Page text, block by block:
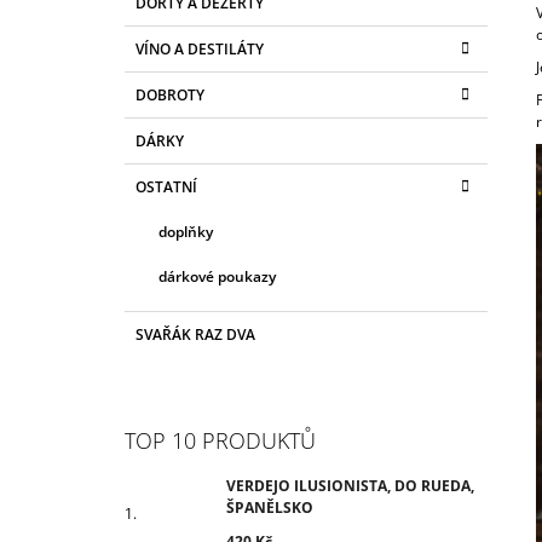
kategorie
T
G
O
R
E
VÍNO A DESTILÁTY
DOBROTY
DÁRKY
OSTATNÍ
doplňky
dárkové poukazy
SVAŘÁK RAZ DVA
TOP 10 PRODUKTŮ
VERDEJO ILUSIONISTA, DO RUEDA,
ŠPANĚLSKO
420 Kč